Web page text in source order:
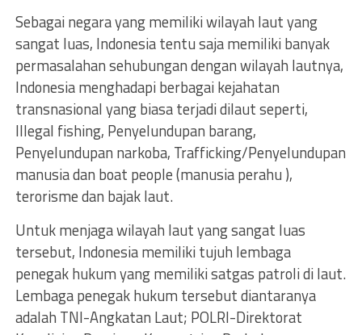
Sebagai negara yang memiliki wilayah laut yang
sangat luas, Indonesia tentu saja memiliki banyak
permasalahan sehubungan dengan wilayah lautnya,
Indonesia menghadapi berbagai kejahatan
transnasional yang biasa terjadi dilaut seperti,
Illegal fishing, Penyelundupan barang,
Penyelundupan narkoba, Trafficking/Penyelundupan
manusia dan boat people (manusia perahu ),
terorisme dan bajak laut.
Untuk menjaga wilayah laut yang sangat luas
tersebut, Indonesia memiliki tujuh lembaga
penegak hukum yang memiliki satgas patroli di laut.
Lembaga penegak hukum tersebut diantaranya
adalah TNI-Angkatan Laut; POLRI-Direktorat